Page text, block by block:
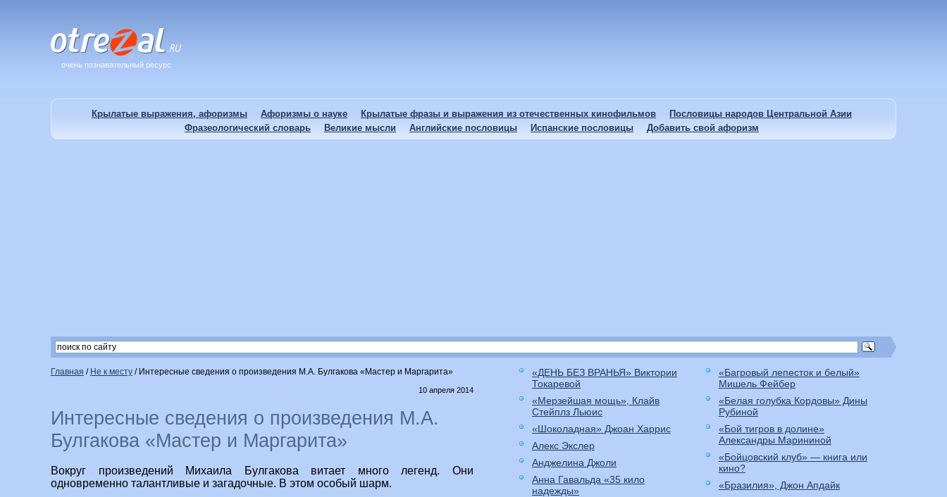
очень познавательный ресурс
Крылатые выражения, афоризмы Афоризмы о науке Крылатые фразы и выражения из отечественных кинофильмов
Пословицы народов Центральной Азии
Фразеологический словарь
Великие мысли Английские пословицы Испанские пословицы Добавить свой афоризм
Главная / Не к месту / Интересные сведения о произведения М.А. Булгакова «Мастер и Маргарита»
10 апреля 2014
Интересные сведения о произведения М.А.
Булгакова «Мастер и Маргарита»
Вокруг произведений Михаила Булгакова витает много легенд. Они
одновременно талантливые и загадочные. В этом особый шарм.
«ДЕНЬ БЕЗ ВРАНЬЯ» Виктории
Токаревой
«Мерзейшая мощь», Клайв
Стейплз Льюис
«Шоколадная» Джоан Харрис
Алекс Экслер
Анджелина Джоли
Анна Гавальда «35 кило
надежды»
«Багровый лепесток и белый»
Мишель Фейбер
«Белая голубка Кордовы» Дины
Рубиной
«Бой тигров в долине»
Александры Марининой
«Бойцовский клуб» — книга или
кино?
«Бразилия», Джон Апдайк